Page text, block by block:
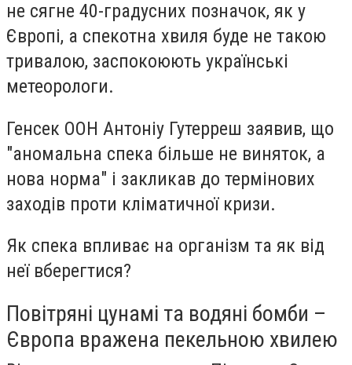
не сягне 40-градусних позначок, як у
Європі, а спекотна хвиля буде не такою
тривалою, заспокоюють українські
метеорологи.
Генсек ООН Антоніу Гутерреш заявив, що
"аномальна спека більше не виняток, а
нова норма" і закликав до термінових
заходів проти кліматичної кризи.
Як спека впливає на організм та як від
неї вберегтися?
Повітряні цунамі та водяні бомби –
Європа вражена пекельною хвилею